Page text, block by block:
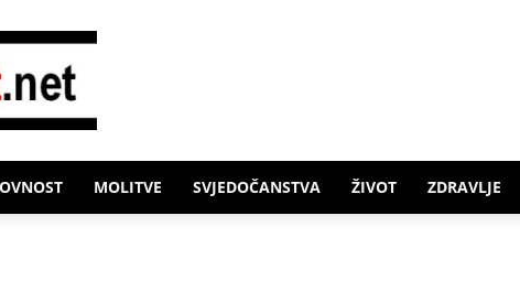
MOLITVE SVJEDOČANSTVA ŽIVOT ZDRAVLJE